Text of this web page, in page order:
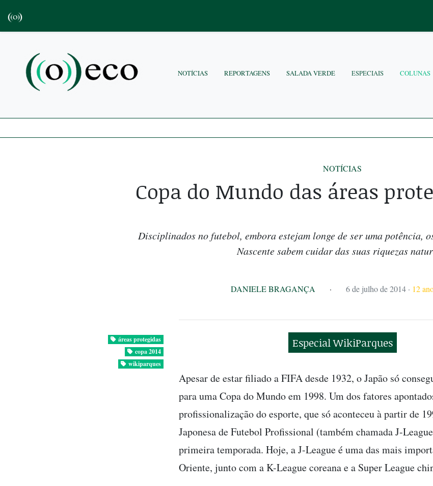
NOTÍCIAS REPORTAGENS SALADA VERDE ESPECIAIS COLUNAS
NOTÍCIAS
Copa do Mundo das áreas
Disciplinados no futebol, embora estejam longe de ser uma potência,
Nascente sabem cuidar das suas riquezas
DANIELE BRAGANÇA · 6 de julho de 2014 · 12
áreas protegidas
copa 2014
wikiparques
Especial WikiParques
Apesar de estar filiado a FIFA desde 1932, o Japão só
para uma Copa do Mundo em 1998. Um dos fatores
profissionalização do esporte, que só aconteceu à partir de
Japonesa de Futebol Profissional (também chamada J-
primeira temporada. Hoje, a J-League é uma das mais
Oriente, junto com a K-League coreana e a Super League